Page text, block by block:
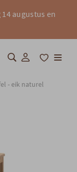
augustus en
- eik naturel